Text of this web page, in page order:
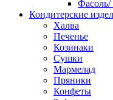
Фасоль/
Кондитерские
Халва
Печенье
Козинаки
Сушки
Мармелад
Пряники
Конфеты